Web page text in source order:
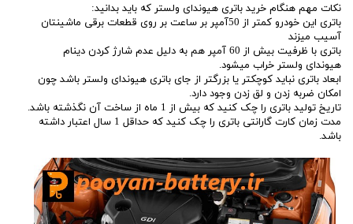
نکات مهم هنگام خرید باتری هیوندای ولستر که باید بدانید:
باتری این خودرو کمتر از 50آمپر بر ساعت بر روی قطعات برقی ماشینتان
آسیب میزند
باتری با ظرفیت بیش از 60 آمپر هم به دلیل عدم شارژ کردن دینام
هیوندای ولستر خراب میشود.
ابعاد باتری نباید کوچکتر یا بزرگتر از جای باتری هیوندای ولستر باشد چون
امکان ضربه زدن و لق زدن وجود دارد.
تاریخ تولید باتری را چک کنید که بیش از 1 ماه از ساخت آن نگذشته باشد.
مدت زمان کارت گارانتی باتری را چک کنید که حداقل 1 سال اعتبار داشته
باشد.